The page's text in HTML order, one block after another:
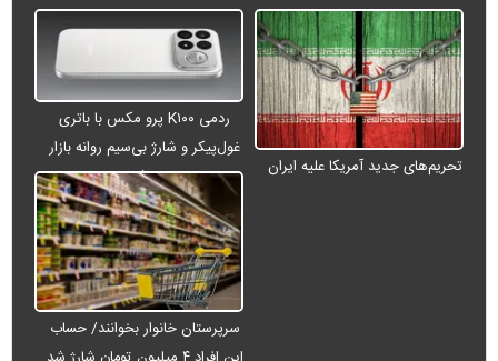
تحریم‌های جدید آمریکا علیه ایران
ردمی K۱۰۰ پرو مکس با باتری
غول‌پیکر و شارژ بی‌سیم روانه بازار
می‌شود
سرپرستان خانوار بخوانند/ حساب